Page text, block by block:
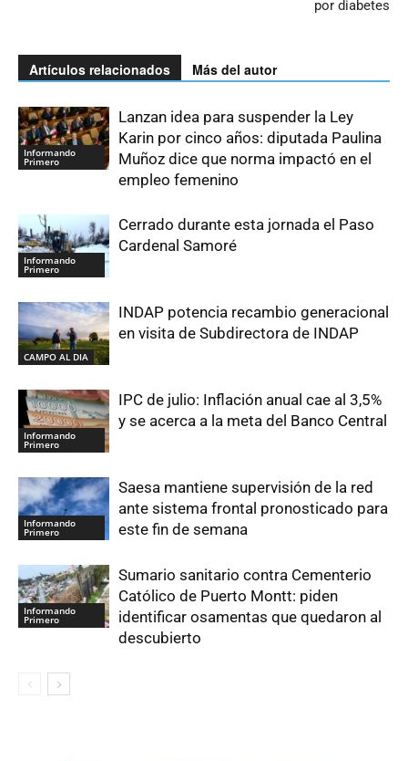
por diabetes
Artículos relacionados Más del autor
Informando
Primero
Lanzan idea para suspender la Ley
Karin por cinco años: diputada Paulina
Muñoz dice que norma impactó en el
empleo femenino
Informando
Primero
Cerrado durante esta jornada el Paso
Cardenal Samoré
CAMPO AL DIA
INDAP potencia recambio generacional
en visita de Subdirectora de INDAP
Informando
Primero
IPC de julio: Inflación anual cae al 3,5%
y se acerca a la meta del Banco Central
Informando
Primero
Saesa mantiene supervisión de la red
ante sistema frontal pronosticado para
este fin de semana
Informando
Primero
Sumario sanitario contra Cementerio
Católico de Puerto Montt: piden
identificar osamentas que quedaron al
descubierto